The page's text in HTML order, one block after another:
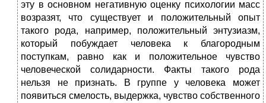
эту в основном негативную оценку психологии масс
возразят, что существует и положительный опыт
такого рода, например, положительный энтузиазм,
который побуждает человека к благородным
поступкам, равно как и положительное чувство
человеческой солидарности. Факты такого рода
нельзя не признать. В группе у человека может
появиться смелость, выдержка, чувство собственного